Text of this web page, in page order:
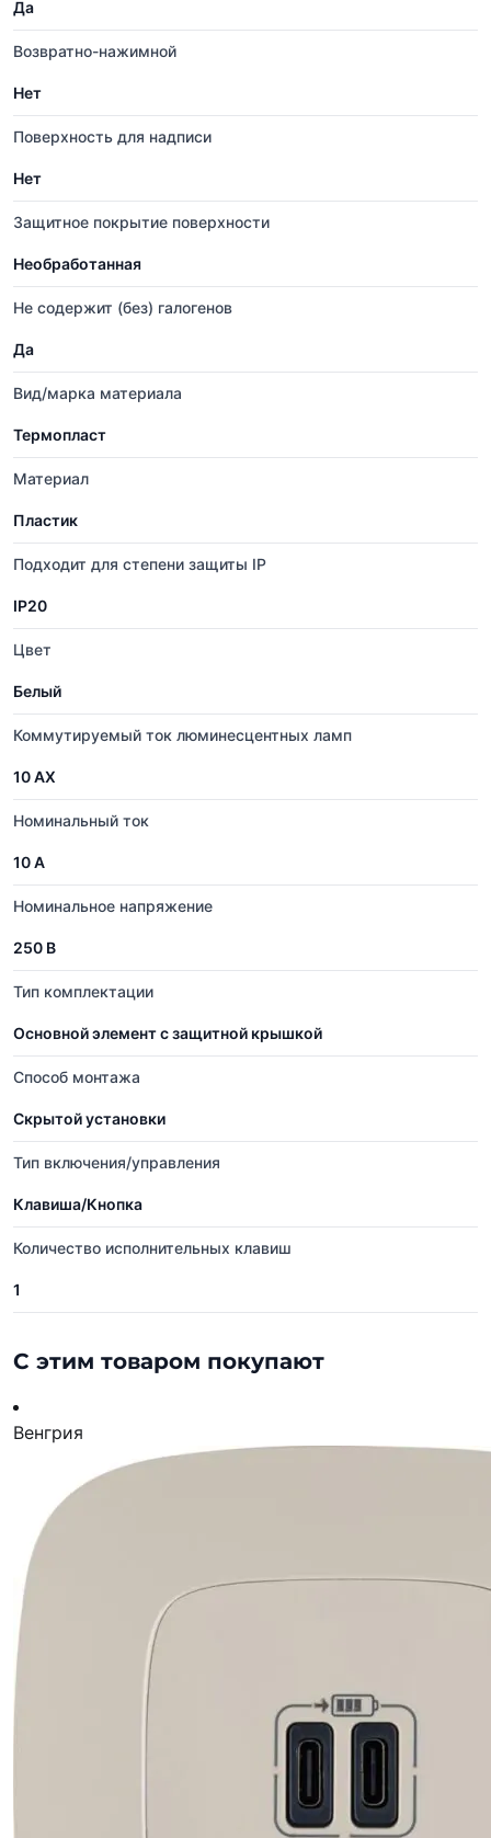
Да
Возвратно-нажимной
Нет
Поверхность для надписи
Нет
Защитное покрытие поверхности
Необработанная
Не содержит (без) галогенов
Да
Вид/марка материала
Термопласт
Материал
Пластик
Подходит для степени защиты IP
IP20
Цвет
Белый
Коммутируемый ток люминесцентных ламп
10 AX
Номинальный ток
10 А
Номинальное напряжение
250 В
Тип комплектации
Основной элемент с защитной крышкой
Способ монтажа
Скрытой установки
Тип включения/управления
Клавиша/Кнопка
Количество исполнительных клавиш
1
С этим товаром покупают
Венгрия